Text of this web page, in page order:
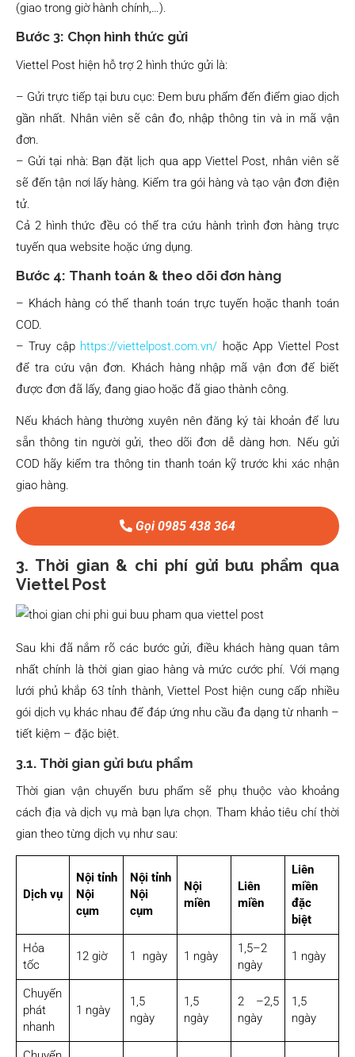
(giao trong giờ hành chính,…).
Bước 3: Chọn hình thức gửi
Viettel Post hiện hỗ trợ 2 hình thức gửi là:
– Gửi trực tiếp tại bưu cục: Đem bưu phẩm đến điểm giao dịch
gần nhất. Nhân viên sẽ cân đo, nhập thông tin và in mã vận
đơn.
– Gửi tại nhà: Bạn đặt lịch qua app Viettel Post, nhân viên sẽ
sẽ đến tận nơi lấy hàng. Kiểm tra gói hàng và tạo vận đơn điện
tử.
Cả 2 hình thức đều có thể tra cứu hành trình đơn hàng trực
tuyến qua website hoặc ứng dụng.
Bước 4: Thanh toán & theo dõi đơn hàng
– Khách hàng có thể thanh toán trực tuyến hoặc thanh toán
COD.
– Truy cập https://viettelpost.com.vn/ hoặc App Viettel Post
để tra cứu vận đơn. Khách hàng nhập mã vận đơn để biết
được đơn đã lấy, đang giao hoặc đã giao thành công.
Nếu khách hàng thường xuyên nên đăng ký tài khoản để lưu
sẵn thông tin người gửi, theo dõi đơn dễ dàng hơn. Nếu gửi
COD hãy kiểm tra thông tin thanh toán kỹ trước khi xác nhận
giao hàng.
Gọi 0985 438 364
3. Thời gian & chi phí gửi bưu phẩm qua
Viettel Post
Sau khi đã nắm rõ các bước gửi, điều khách hàng quan tâm
nhất chính là thời gian giao hàng và mức cước phí. Với mạng
lưới phủ khắp 63 tỉnh thành, Viettel Post hiện cung cấp nhiều
gói dịch vụ khác nhau để đáp ứng nhu cầu đa dạng từ nhanh –
tiết kiệm – đặc biệt.
3.1. Thời gian gửi bưu phẩm
Thời gian vận chuyển bưu phẩm sẽ phụ thuộc vào khoảng
cách địa và dịch vụ mà bạn lựa chọn. Tham khảo tiêu chí thời
gian theo từng dịch vụ như sau:
Dịch vụ
Nội tỉnh
Nội
cụm
Nội tỉnh
Nội
cụm
Nội
miền
Liên
miền
Liên
miền
đặc
biệt
Hỏa
tốc
12 giờ 1 ngày 1 ngày
1,5–2
ngày
1 ngày
Chuyển
phát
nhanh
1 ngày
1,5
ngày
1,5
ngày
2 –2,5
ngày
1,5
ngày